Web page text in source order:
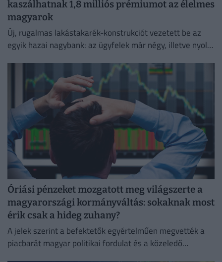
kaszálhatnak 1,8 milliós prémiumot az élelmes
magyarok
Új, rugalmas lakástakarék-konstrukciót vezetett be az
egyik hazai nagybank: az ügyfelek már négy, illetve nyolc
Óriási pénzeket mozgatott meg világszerte a
magyarországi kormányváltás: sokaknak most
érik csak a hideg zuhany?
A jelek szerint a befektetők egyértelműen megvették a
piacbarát magyar politikai fordulat és a közeledő